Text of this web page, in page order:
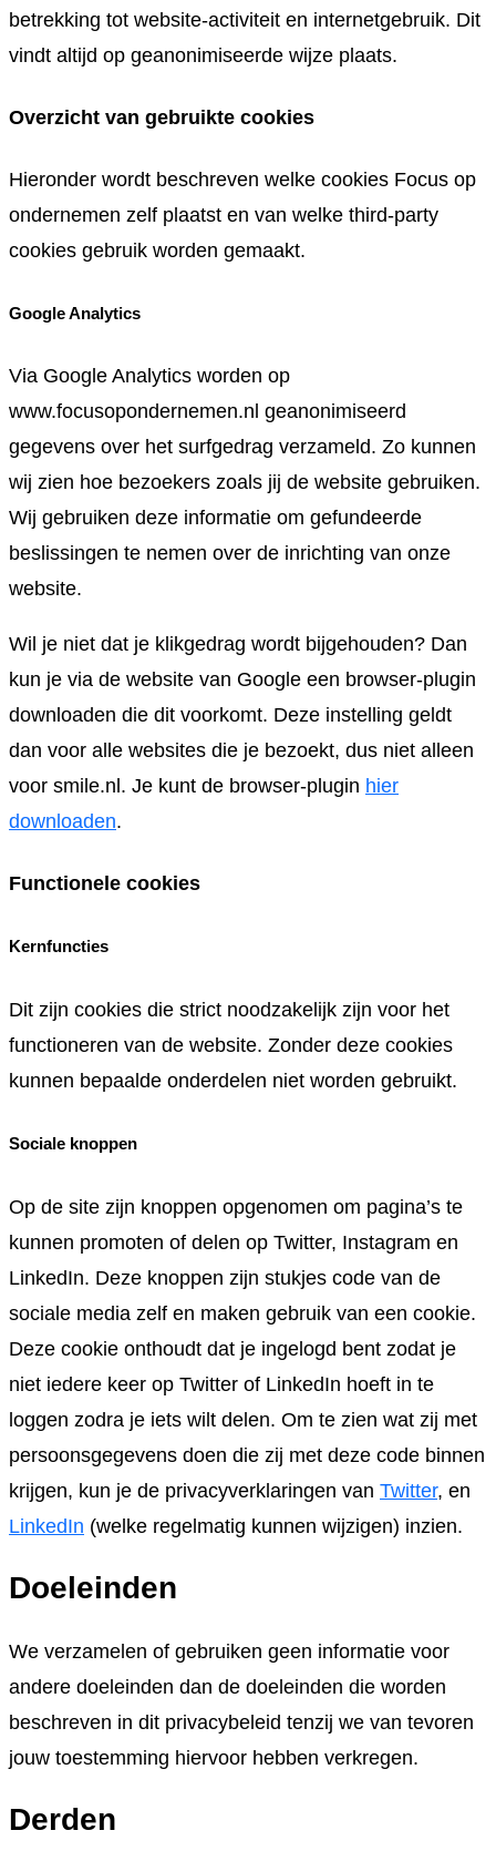
betrekking tot website-activiteit en internetgebruik. Dit
vindt altijd op geanonimiseerde wijze plaats.
Overzicht van gebruikte cookies
Hieronder wordt beschreven welke cookies Focus op
ondernemen zelf plaatst en van welke third-party
cookies gebruik worden gemaakt.
Google Analytics
Via Google Analytics worden op
www.focusopondernemen.nl geanonimiseerd
gegevens over het surfgedrag verzameld. Zo kunnen
wij zien hoe bezoekers zoals jij de website gebruiken.
Wij gebruiken deze informatie om gefundeerde
beslissingen te nemen over de inrichting van onze
website.
Wil je niet dat je klikgedrag wordt bijgehouden? Dan
kun je via de website van Google een browser-plugin
downloaden die dit voorkomt. Deze instelling geldt
dan voor alle websites die je bezoekt, dus niet alleen
voor smile.nl. Je kunt de browser-plugin hier
downloaden.
Functionele cookies
Kernfuncties
Dit zijn cookies die strict noodzakelijk zijn voor het
functioneren van de website. Zonder deze cookies
kunnen bepaalde onderdelen niet worden gebruikt.
Sociale knoppen
Op de site zijn knoppen opgenomen om pagina’s te
kunnen promoten of delen op Twitter, Instagram en
LinkedIn. Deze knoppen zijn stukjes code van de
sociale media zelf en maken gebruik van een cookie.
Deze cookie onthoudt dat je ingelogd bent zodat je
niet iedere keer op Twitter of LinkedIn hoeft in te
loggen zodra je iets wilt delen. Om te zien wat zij met
persoonsgegevens doen die zij met deze code binnen
krijgen, kun je de privacyverklaringen van Twitter, en
LinkedIn (welke regelmatig kunnen wijzigen) inzien.
Doeleinden
We verzamelen of gebruiken geen informatie voor
andere doeleinden dan de doeleinden die worden
beschreven in dit privacybeleid tenzij we van tevoren
jouw toestemming hiervoor hebben verkregen.
Derden